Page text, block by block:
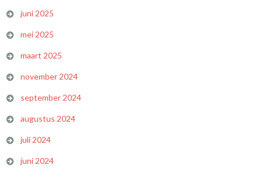
juni 2025
mei 2025
maart 2025
november 2024
september 2024
augustus 2024
juli 2024
juni 2024